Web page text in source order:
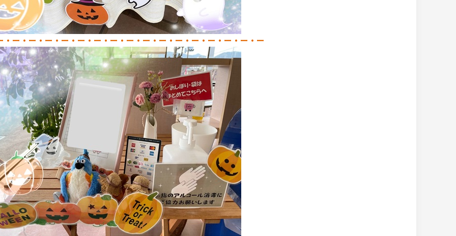
・ー・ー・ー・ー・ー・ー・ー・ー・ー・ー・ー・ー・ー・ー・ー・ー